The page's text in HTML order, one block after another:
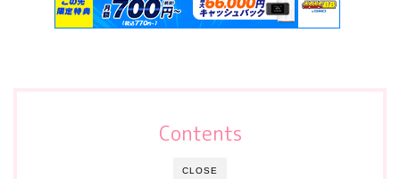
CLOSE
Contents